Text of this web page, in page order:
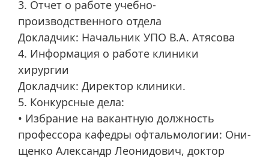
3. Отчет о работе учебно-
производственного отдела
Докладчик: Начальник УПО В.А. Атясова
4. Информация о работе клиники
хирургии
Докладчик: Директор клиники.
5. Конкурсные дела:
• Избрание на вакантную должность
профессора кафедры офтальмологии: Они-
щенко Александр Леонидович, доктор